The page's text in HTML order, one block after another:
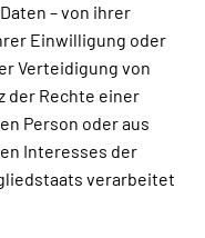
– von ihrer
Einwilligung oder
Verteidigung von
der Rechte einer
Person oder aus
Interesses der
verarbeitet